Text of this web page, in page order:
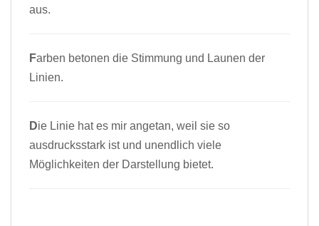
aus.
Farben betonen die Stimmung und Launen der
Linien.
Die Linie hat es mir angetan, weil sie so
ausdrucksstark ist und unendlich viele
Möglichkeiten der Darstellung bietet.